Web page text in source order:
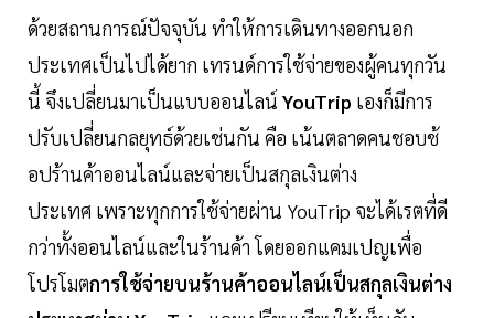
ด้วยสถานการณ์ปัจจุบัน ทำให้การเดินทางออกนอก
ประเทศเป็นไปได้ยาก เทรนด์การใช้จ่ายของผู้คนทุกวัน
นี้ จึงเปลี่ยนมาเป็นแบบออนไลน์ YouTrip เองก็มีการ
ปรับเปลี่ยนกลยุทธ์ด้วยเช่นกัน คือ เน้นตลาดคนชอบช้
อปร้านค้าออนไลน์และจ่ายเป็นสกุลเงินต่าง
ประเทศ เพราะทุกการใช้จ่ายผ่าน YouTrip จะได้เรตที่ดี
กว่าทั้งออนไลน์และในร้านค้า โดยออกแคมเปญเพื่อ
โปรโมตการใช้จ่ายบนร้านค้าออนไลน์เป็นสกุลเงินต่าง